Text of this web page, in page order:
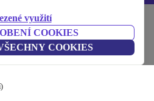
využití
COOKIES
COOKIES
Mobily Doro